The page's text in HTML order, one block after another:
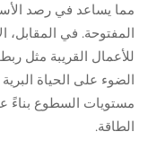
مما يساعد في رصد
المفتوحة. في المقابل،
للأعمال القريبة مثل
الضوء على الحياة
مستويات السطوع بناءً
الطاقة.